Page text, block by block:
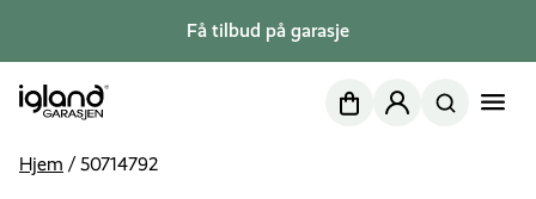
Få tilbud på garasje
NettbutikkMin side
Hjem /50714792